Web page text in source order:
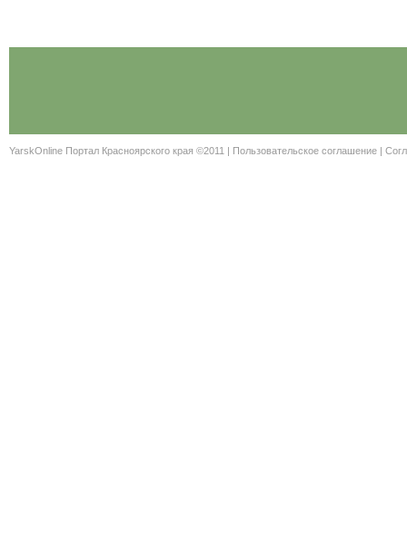
YarskOnline Портал Красноярского края ©2011 | Пользовательское соглашение |